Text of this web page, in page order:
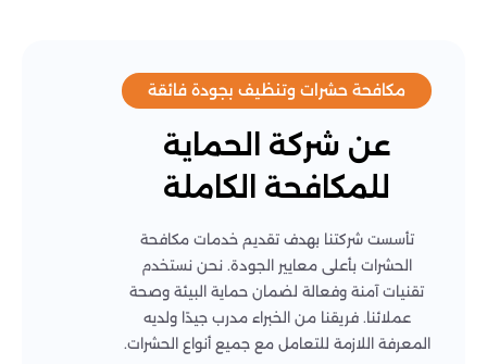
مكافحة حشرات وتنظيف بجودة فائقة
عن شركة الحماية
للمكافحة الكاملة
تأسست شركتنا بهدف تقديم خدمات مكافحة
الحشرات بأعلى معايير الجودة. نحن نستخدم
تقنيات آمنة وفعالة لضمان حماية البيئة وصحة
عملائنا. فريقنا من الخبراء مدرب جيدًا ولديه
المعرفة اللازمة للتعامل مع جميع أنواع الحشرات.